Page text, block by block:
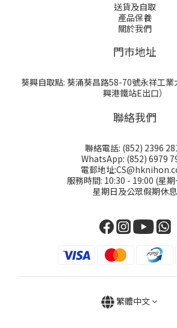
送貨及自取
產品保養
關於我們
門巿地址
葵興自取點: 葵涌葵昌路58-70號永祥工
興港鐵站E出口）
聯絡我們
聯絡電話: (852) 2396
WhatsApp: (852) 6979
電郵地址
服務時間: 10:30 - 19:00 (星
星期日及公眾假期休息
繁體中文